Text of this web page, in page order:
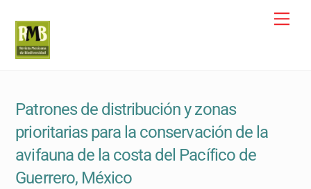
content
Patrones de distribución y zonas
prioritarias para la conservación de la
avifauna de la costa del Pacífico de
Guerrero, México